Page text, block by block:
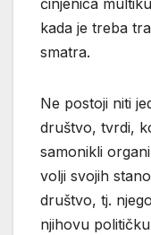
činjenica
kada je treba
smatra.
Ne postoji niti
društvo, tvrdi,
samonikli
volji svojih
društvo, tj.
njihovu